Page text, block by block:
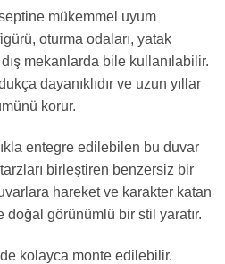
mükemmel uyum
oturma odaları, yatak
mekanlarda bile kullanılabilir.
dayanıklıdır ve uzun yıllar
korur.
entegre edilebilen bu duvar
birleştiren benzersiz bir
hareket ve karakter katan
doğal görünümlü bir stil yaratır.
kolayca monte edilebilir.